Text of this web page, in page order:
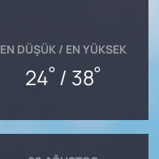
EN DÜŞÜK / EN YÜKSEK
24° / 38°